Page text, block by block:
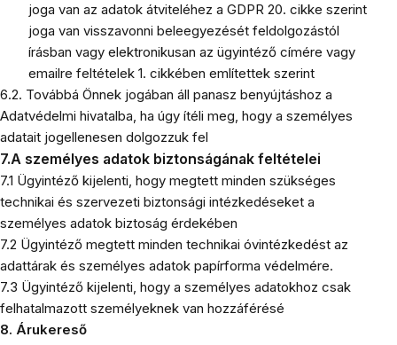
joga van az adatok átviteléhez a GDPR 20. cikke szerint
joga van visszavonni beleegyezését feldolgozástól
írásban vagy elektronikusan az ügyintéző címére vagy
emailre feltételek 1. cikkében említettek szerint
6.2. Továbbá Önnek jogában áll panasz benyújtáshoz a
Adatvédelmi hivatalba, ha úgy ítéli meg, hogy a személyes
adatait jogellenesen dolgozzuk fel
7.A személyes adatok biztonságának feltételei
7.1 Ügyintéző kijelenti, hogy megtett minden szükséges
technikai és szervezeti biztonsági intézkedéseket a
személyes adatok biztoság érdekében
7.2 Ügyintéző megtett minden technikai óvintézkedést az
adattárak és személyes adatok papírforma védelmére.
7.3 Ügyintéző kijelenti, hogy a személyes adatokhoz csak
felhatalmazott személyeknek van hozzáférésé
8. Árukereső